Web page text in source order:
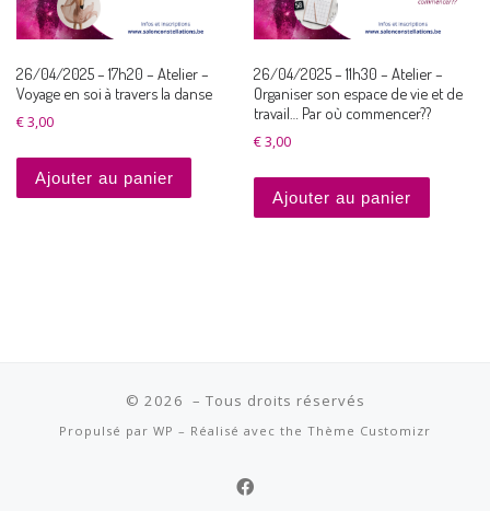
26/04/2025 – 17h20 – Atelier –
Voyage en soi à travers la danse
€3,00
Ajouter au panier
26/04/2025 – 11h30 – Atelier –
Organiser son espace de vie et de
travail… Par où commencer??
€3,00
Ajouter au panier
© 2026 – Tous droits réservés
Propulsé par WP – Réalisé avec the Thème Customizr